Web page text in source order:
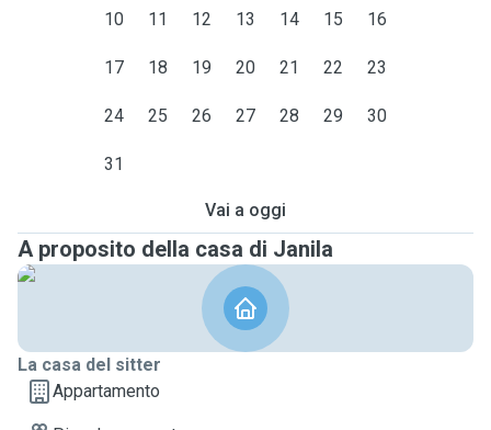
10 11 12 13 14 15 16
17 18 19 20 21 22 23
24 25 26 27 28 29 30
31
Vai a oggi
A proposito della casa di Janila
La casa del sitter
Appartamento